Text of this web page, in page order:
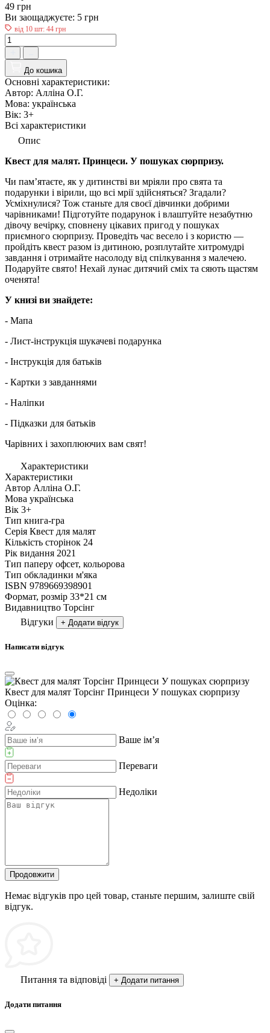
49 грн
Ви заощаджуєте: 5 грн
від 10 шт: 44 грн
До кошика
Основні характеристики:
Автор: Алліна О.Г.
Мова: українська
Вік: 3+
Всі характеристики
Опис
Квест для малят. Принцеси. У пошуках сюрпризу.
Чи пам’ятаєте, як у дитинстві ви мріяли про свята та
подарунки і вірили, що всі мрії здійсняться? Згадали?
Усміхнулися? Тож станьте для своєї дівчинки добрими
чарівниками! Підготуйте подарунок і влаштуйте незабутню
дівочу вечірку, сповнену цікавих пригод у пошуках
приємного сюрпризу. Проведіть час весело і з користю —
пройдіть квест разом із дитиною, розплутайте хитромудрі
завдання і отримайте насолоду від спілкування з малечею.
Подаруйте свято! Нехай лунає дитячий сміх та сяють щастям
оченята!
У книзі ви знайдете:
- Мапа
- Лист-інструкція шукачеві подарунка
- Інструкція для батьків
- Картки з завданнями
- Наліпки
- Підказки для батьків
Чарівних і захоплюючих вам свят!
Характеристики
Характеристики
Автор Алліна О.Г.
Мова українська
Вік 3+
Тип книга-гра
Серія Квест для малят
Кількість сторінок 24
Рік видання 2021
Тип паперу офсет, кольорова
Тип обкладинки м'яка
ISBN 9789669398901
Формат, розмір 33*21 см
Видавництво Торсiнг
Відгуки
+ Додати відгук
Написати відгук
Квест для малят Торсінг Принцеси У пошуках сюрпризу
Оцінка:
Ваше ім’я
Переваги
Недоліки
Продовжити
Немає відгуків про цей товар, станьте першим, залиште свій
відгук.
Питання та відповіді + Додати питання
Додати питання